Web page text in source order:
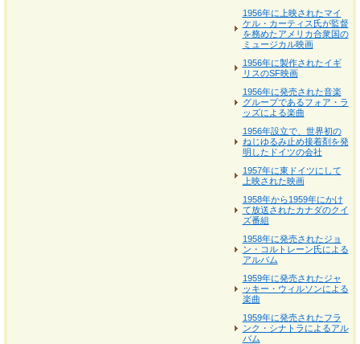
1956年に上映されたマイ
ケル・カーティス氏が監督
を務めたアメリカ合衆国の
ミュージカル映画
1956年に製作されたイギ
リスのSF映画
1956年に発売された音楽
グループであるフォア・ラ
ッズによる楽曲
1956年設立で、世界初の
ねじゆるみ止め接着剤を発
明したドイツの会社
1957年に東ドイツにして
上映された映画
1958年から1959年にかけ
て放送されたカナダのクイ
ズ番組
1958年に発売されたジョ
ン・コルトレーン氏による
アルバム
1959年に発売されたジャ
ッキー・ウィルソンによる
楽曲
1959年に発売されたフラ
ンク・シナトラによるアル
バム